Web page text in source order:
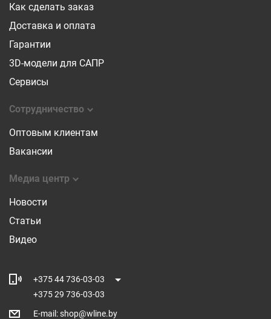
Как сделать заказ
Доставка и оплата
Гарантии
3D-модели для САПР
Сервисы
Сотрудничество
Оптовым клиентам
Вакансии
Медиа центр
Новости
Статьи
Видео
+375 44 736-03-03
+375 29 736-03-03
E-mail :shop@wline.by